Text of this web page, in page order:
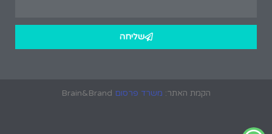
שליחה
הקמת האתר: משרד פרסום